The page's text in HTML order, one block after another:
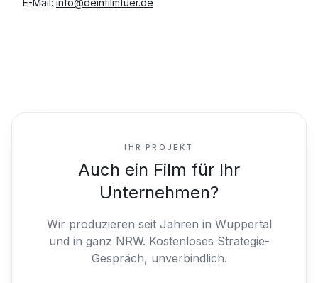
IHR PROJEKT
Auch ein Film für Ihr
Unternehmen?
Wir produzieren seit Jahren in Wuppertal
und in ganz NRW. Kostenloses Strategie-
Gespräch, unverbindlich.